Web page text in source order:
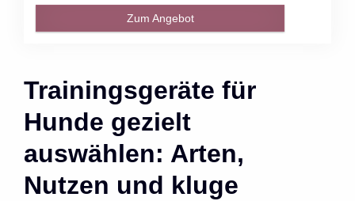
Zum Angebot
Trainingsgeräte für
Hunde gezielt
auswählen: Arten,
Nutzen und kluge